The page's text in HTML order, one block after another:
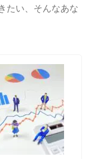
たい、そんなあな